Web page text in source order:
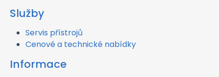
Služby
Servis přístrojů
Cenové a technické nabídky
Informace